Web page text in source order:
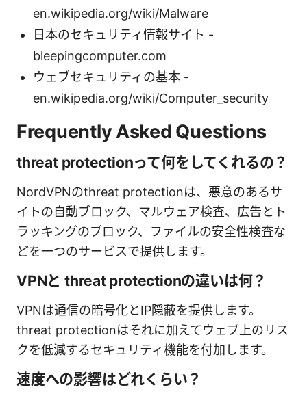
en.wikipedia.org/wiki/Malware
日本のセキュリティ情報サイト -
bleepingcomputer.com
ウェブセキュリティの基本 -
en.wikipedia.org/wiki/Computer_security
Frequently Asked Questions
threat protectionって何をしてくれるの？
NordVPNのthreat protectionは、悪意のあるサ
イトの自動ブロック、マルウェア検査、広告とト
ラッキングのブロック、ファイルの安全性検査な
どを一つのサービスで提供します。
VPNと threat protectionの違いは何？
VPNは通信の暗号化とIP隠蔽を提供します。
threat protectionはそれに加えてウェブ上のリス
クを低減するセキュリティ機能を付加します。
速度への影響はどれくらい？